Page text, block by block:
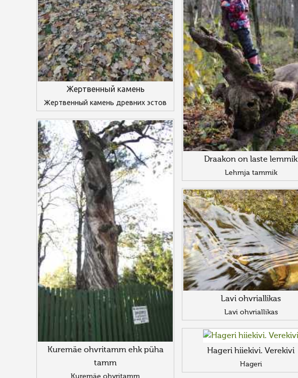
Жертвенный камень
Жертвенный камень древних эстов
Draakon on laste lemmik
Lehmja tammik
Kuremäe ohvritamm ehk püha
tamm
Kuremäe ohvritamm
Lavi ohvriallikas
Lavi ohvriallikas
Hageri hiiekivi. Verekivi
Hageri